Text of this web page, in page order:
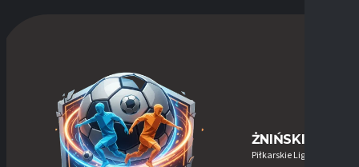
ŻNIŃSKIE-LIGI
Piłkarskie Ligi w Żninie